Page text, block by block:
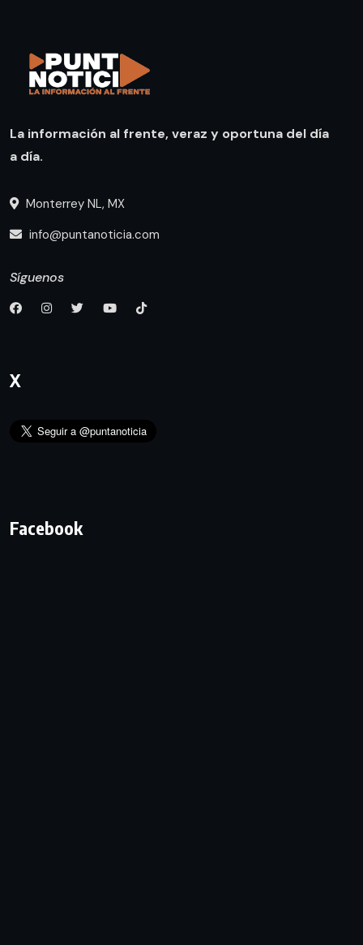
La información al frente, veraz y oportuna del día
a día.
Monterrey NL, MX
info@puntanoticia.com
Síguenos
X
Facebook